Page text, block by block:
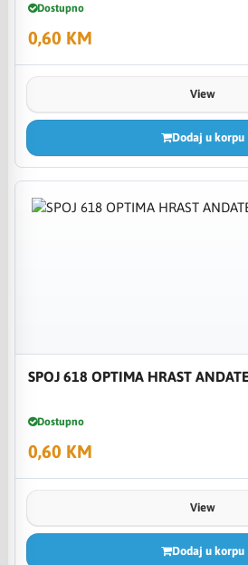
Dostupno
0,60 KM
View
Dodaj u korpu
SPOJ 618 OPTIMA HRAST ANDATE
Dostupno
0,60 KM
View
Dodaj u korpu